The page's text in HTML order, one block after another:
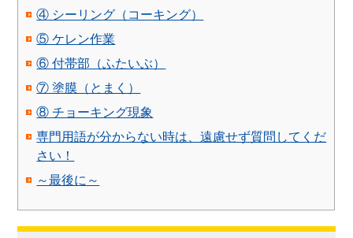
④ シーリング（コーキング）
⑤ ケレン作業
⑥ 付帯部（ふたいぶ）
⑦ 塗膜（とまく）
⑧ チョーキング現象
専門用語が分からない時は、遠慮せず質問してくだ
さい！
～最後に～